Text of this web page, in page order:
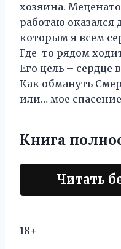
хозяина.
работаю оказался
которым я всем
Где-то рядом
Его цель – сердце
Как обмануть
или… мое
Книга
Читать
18+